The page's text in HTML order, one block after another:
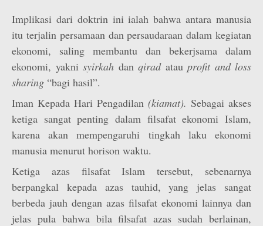
Implikasi dari doktrin ini ialah bahwa antara manusia
itu terjalin persamaan dan persaudaraan dalam kegiatan
ekonomi, saling membantu dan bekerjsama dalam
ekonomi, yakni syirkah dan qiradatau profit and loss
sharing “bagi hasil”.
Iman Kepada Hari Pengadilan (kiamat). Sebagai akses
ketiga sangat penting dalam filsafat ekonomi Islam,
karena akan mempengaruhi tingkah laku ekonomi
manusia menurut horison waktu.
Ketiga azas filsafat Islam tersebut, sebenarnya
berpangkal kepada azas tauhid, yang jelas sangat
berbeda jauh dengan azas filsafat ekonomi lainnya dan
jelas pula bahwa bila filsafat azas sudah berlainan,